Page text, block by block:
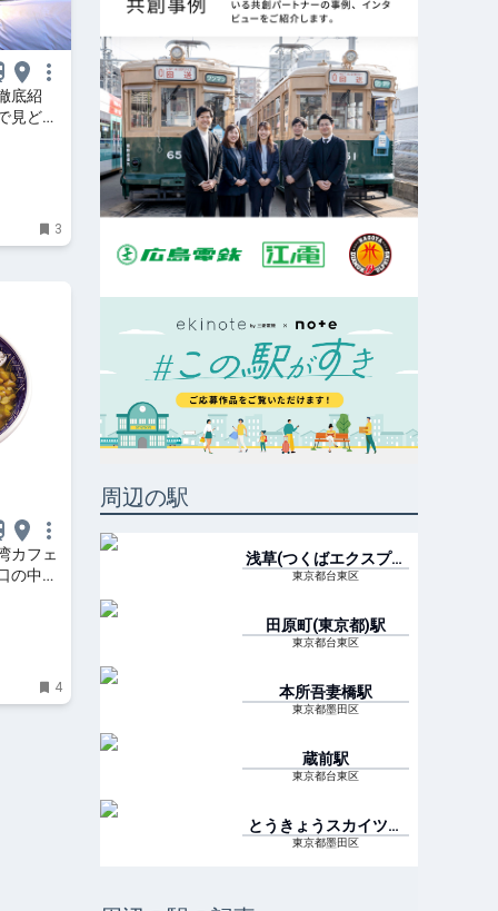
底紹
見どこ
3
カフェ
の中で
4
周辺の駅
浅草(つくばエクスプレ
ス)駅
東京都台東区
田原町(東京都)駅
東京都台東区
本所吾妻橋駅
東京都墨田区
蔵前駅
東京都台東区
とうきょうスカイツリ
ー[業平橋]駅
東京都墨田区